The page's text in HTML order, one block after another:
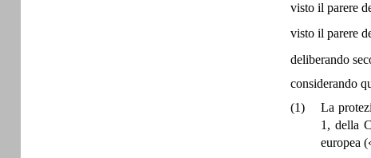
visto il parere
visto il parere
deliberando
considerando
(1)
La
1, della
europea